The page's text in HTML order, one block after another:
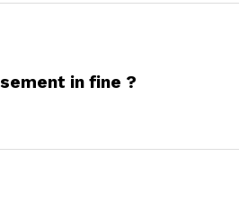
in fine ?